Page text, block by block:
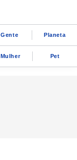
Gente Planeta
Mulher Pet